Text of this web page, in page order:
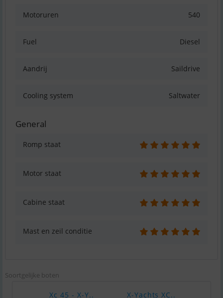
Motoruren 540
Fuel Diesel
Aandrij Saildrive
Cooling system Saltwater
General
Romp staat
Motor staat
Cabine staat
Mast en zeil conditie
Soortgelijke boten
Xc 45 - X-Y.. X-Yachts XC..